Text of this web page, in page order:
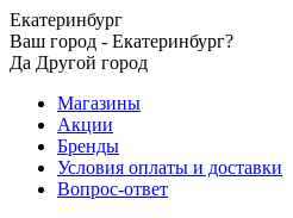
Екатеринбург
Ваш город - Екатеринбург?
Да Другой город
Магазины
Акции
Бренды
Условия оплаты и доставки
Вопрос-ответ